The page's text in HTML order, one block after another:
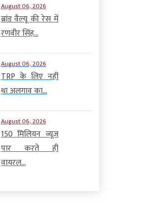
August 06, 2026
ब्रांड वैल्यू की रेस में
रणवीर सिंह...
August 06, 2026
TRP के लिए नहीं
था अलगाव का...
August 06, 2026
150 मिलियन व्यूज
पार करते ही
वायरल...